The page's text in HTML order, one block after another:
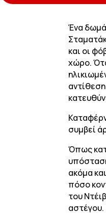
Ένα
και οι
χώρο.
συμβεί
Όπως
ακόμα
πόσο
του
αστέγου.